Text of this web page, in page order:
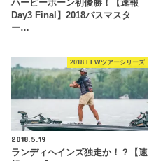
ハービーホーン初優勝！【速報
Day3 Final】2018バスマスタ
ー…
2018 FLWツアーシリーズ
2018.5.19
ランディヘインズ独走か！？【速